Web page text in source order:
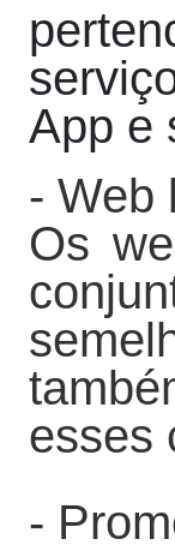
App e
- Web
Os
esses
-